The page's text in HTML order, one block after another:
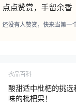
点点赞赏，手留余香
还没有人赞赏，快来当第一
农品百科
酸甜适中枇杷的挑
味的枇杷果！